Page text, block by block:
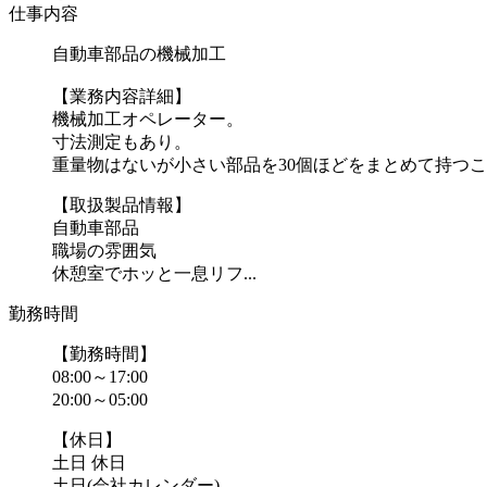
仕事内容
自動車部品の機械加工
【業務内容詳細】
機械加工オペレーター。
寸法測定もあり。
重量物はないが小さい部品を30個ほどをまとめて持つこ
【取扱製品情報】
自動車部品
職場の雰囲気
休憩室でホッと一息リフ...
勤務時間
【勤務時間】
08:00～17:00
20:00～05:00
【休日】
土日 休日